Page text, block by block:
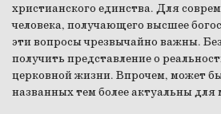
христианского единства. Для
человека, получающего высшее
эти вопросы чрезвычайно важны.
получить представление о
церковной жизни. Впрочем, может
названных тем более актуальны для